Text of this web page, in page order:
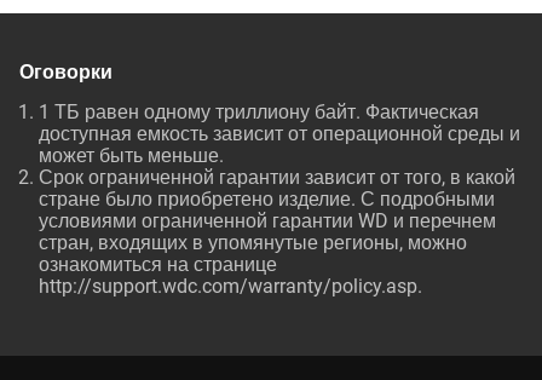
Оговорки
1 ТБ равен одному триллиону байт. Фактическая
доступная емкость зависит от операционной среды и
может быть меньше.
Срок ограниченной гарантии зависит от того, в какой
стране было приобретено изделие. С подробными
условиями ограниченной гарантии WD и перечнем
стран, входящих в упомянутые регионы, можно
ознакомиться на странице
http://support.wdc.com/warranty/policy.asp.